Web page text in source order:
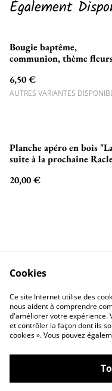
Également
Bougie baptême,
communion, thème
6,50 €
AUTRES VARIANTES
Planche apéro en bois
suite à la prochaine
20,00 €
=> Ma Boutique
<=
©2026La Fabrique
Cookies
Ce site Internet utilise des
nous aident à comprendre
d'améliorer votre expérience.
et contrôler la façon dont ils
cookies ». Vous pouvez